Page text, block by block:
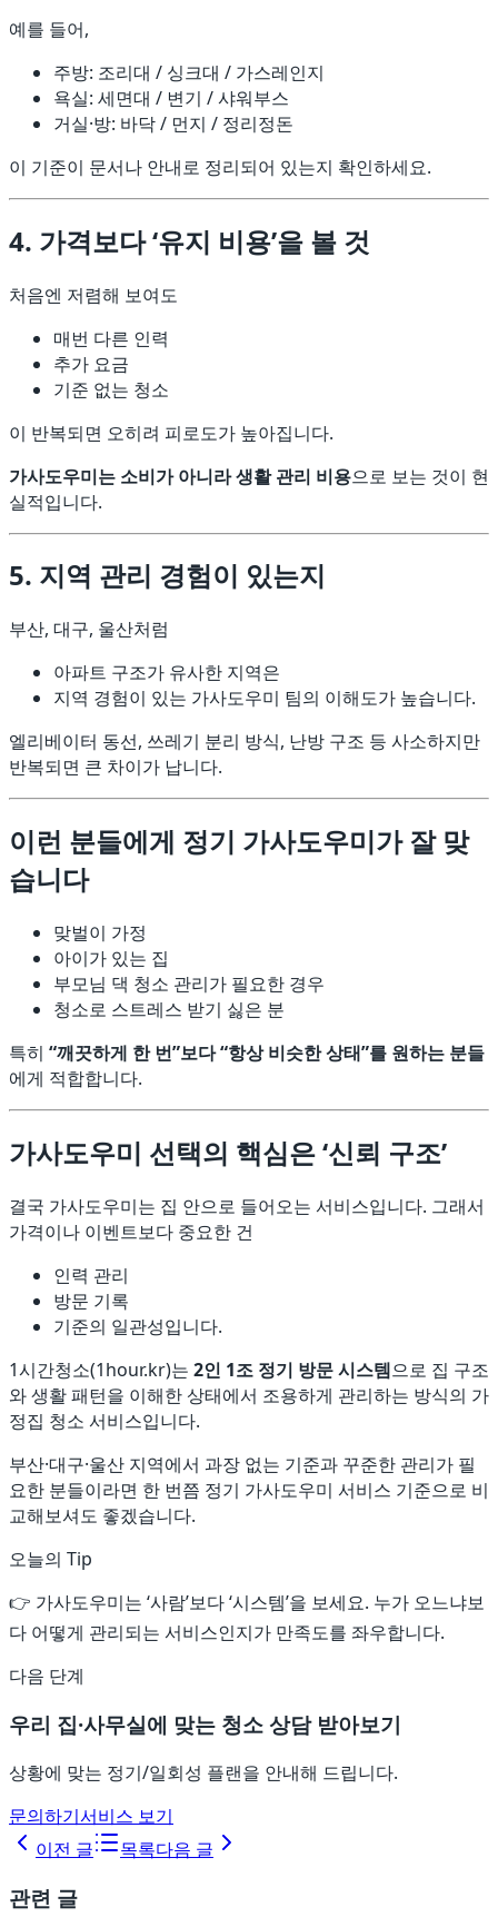
예를 들어,
주방: 조리대 / 싱크대 / 가스레인지
욕실: 세면대 / 변기 / 샤워부스
거실·방: 바닥 / 먼지 / 정리정돈
이 기준이 문서나 안내로 정리되어 있는지 확인하세요.
4. 가격보다 ‘유지 비용’을 볼 것
처음엔 저렴해 보여도
매번 다른 인력
추가 요금
기준 없는 청소
이 반복되면 오히려 피로도가 높아집니다.
가사도우미는 소비가 아니라 생활 관리 비용으로 보는 것이 현
실적입니다.
5. 지역 관리 경험이 있는지
부산, 대구, 울산처럼
아파트 구조가 유사한 지역은
지역 경험이 있는 가사도우미 팀의 이해도가 높습니다.
엘리베이터 동선, 쓰레기 분리 방식, 난방 구조 등 사소하지만
반복되면 큰 차이가 납니다.
이런 분들에게 정기 가사도우미가 잘 맞
습니다
맞벌이 가정
아이가 있는 집
부모님 댁 청소 관리가 필요한 경우
청소로 스트레스 받기 싫은 분
특히 “깨끗하게 한 번”보다 “항상 비슷한 상태”를 원하는 분들
에게 적합합니다.
가사도우미 선택의 핵심은 ‘신뢰 구조’
결국 가사도우미는 집 안으로 들어오는 서비스입니다. 그래서
가격이나 이벤트보다 중요한 건
인력 관리
방문 기록
기준의 일관성입니다.
1시간청소(1hour.kr)는 2인 1조 정기 방문 시스템으로 집 구조
와 생활 패턴을 이해한 상태에서 조용하게 관리하는 방식의 가
정집 청소 서비스입니다.
부산·대구·울산 지역에서 과장 없는 기준과 꾸준한 관리가 필
요한 분들이라면 한 번쯤 정기 가사도우미 서비스 기준으로 비
교해보셔도 좋겠습니다.
오늘의 Tip
👉 가사도우미는 ‘사람’보다 ‘시스템’을 보세요. 누가 오느냐보
다 어떻게 관리되는 서비스인지가 만족도를 좌우합니다.
다음 단계
우리 집·사무실에 맞는 청소 상담 받아보기
상황에 맞는 정기/일회성 플랜을 안내해 드립니다.
문의하기서비스 보기
이전 글
목록다음 글
관련 글